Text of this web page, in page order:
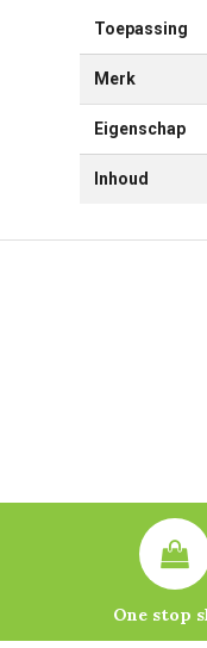
Toepassing
Merk
Eigenschap
Inhoud
One stop